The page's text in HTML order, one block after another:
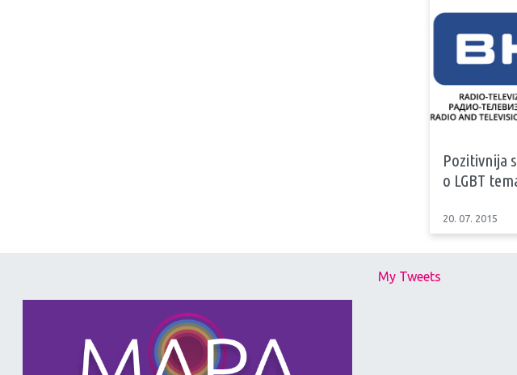
Pozitivnija
o LGBT
20. 07. 2015
My Tweets